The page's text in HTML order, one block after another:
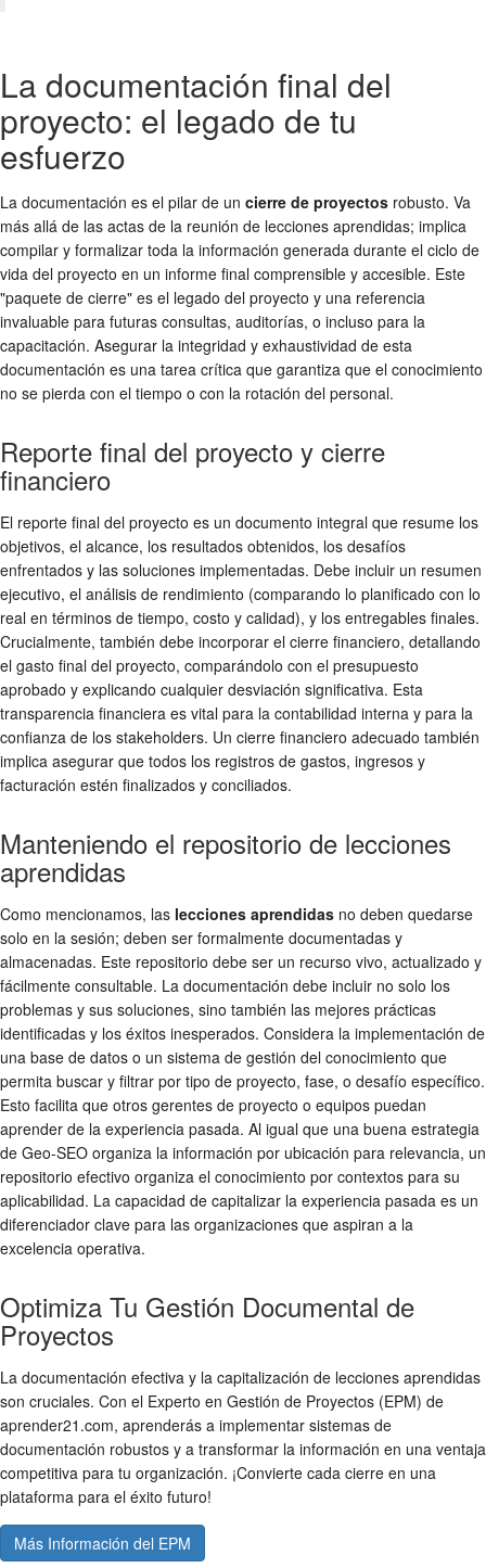
La documentación final del
proyecto: el legado de tu
esfuerzo
La documentación es el pilar de un cierre de proyectos robusto. Va
más allá de las actas de la reunión de lecciones aprendidas; implica
compilar y formalizar toda la información generada durante el ciclo de
vida del proyecto en un informe final comprensible y accesible. Este
"paquete de cierre" es el legado del proyecto y una referencia
invaluable para futuras consultas, auditorías, o incluso para la
capacitación. Asegurar la integridad y exhaustividad de esta
documentación es una tarea crítica que garantiza que el conocimiento
no se pierda con el tiempo o con la rotación del personal.
Reporte final del proyecto y cierre
financiero
El reporte final del proyecto es un documento integral que resume los
objetivos, el alcance, los resultados obtenidos, los desafíos
enfrentados y las soluciones implementadas. Debe incluir un resumen
ejecutivo, el análisis de rendimiento (comparando lo planificado con lo
real en términos de tiempo, costo y calidad), y los entregables finales.
Crucialmente, también debe incorporar el cierre financiero, detallando
el gasto final del proyecto, comparándolo con el presupuesto
aprobado y explicando cualquier desviación significativa. Esta
transparencia financiera es vital para la contabilidad interna y para la
confianza de los stakeholders. Un cierre financiero adecuado también
implica asegurar que todos los registros de gastos, ingresos y
facturación estén finalizados y conciliados.
Manteniendo el repositorio de lecciones
aprendidas
Como mencionamos, las lecciones aprendidas no deben quedarse
solo en la sesión; deben ser formalmente documentadas y
almacenadas. Este repositorio debe ser un recurso vivo, actualizado y
fácilmente consultable. La documentación debe incluir no solo los
problemas y sus soluciones, sino también las mejores prácticas
identificadas y los éxitos inesperados. Considera la implementación de
una base de datos o un sistema de gestión del conocimiento que
permita buscar y filtrar por tipo de proyecto, fase, o desafío específico.
Esto facilita que otros gerentes de proyecto o equipos puedan
aprender de la experiencia pasada. Al igual que una buena estrategia
de Geo-SEO organiza la información por ubicación para relevancia, un
repositorio efectivo organiza el conocimiento por contextos para su
aplicabilidad. La capacidad de capitalizar la experiencia pasada es un
diferenciador clave para las organizaciones que aspiran a la
excelencia operativa.
Optimiza Tu Gestión Documental de
Proyectos
La documentación efectiva y la capitalización de lecciones aprendidas
son cruciales. Con el Experto en Gestión de Proyectos (EPM) de
aprender21.com, aprenderás a implementar sistemas de
documentación robustos y a transformar la información en una ventaja
competitiva para tu organización. ¡Convierte cada cierre en una
plataforma para el éxito futuro!
Más Información del EPM